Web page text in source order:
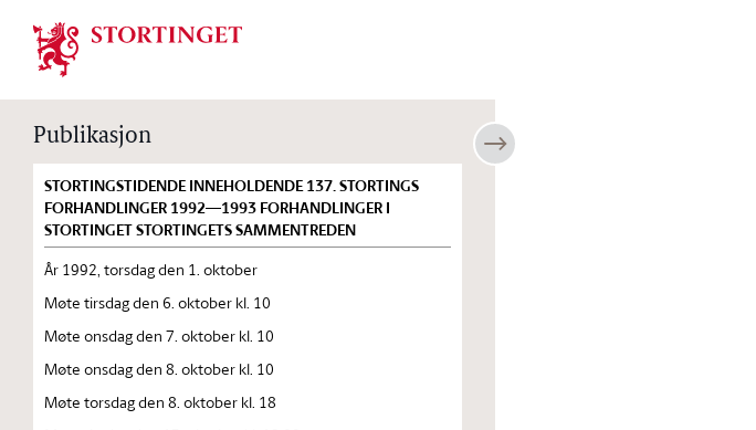
Stortinget.no
Publikasjon
STORTINGSTIDENDE INNEHOLDENDE 137. STORTINGS
FORHANDLINGER 1992—1993 FORHANDLINGER I
STORTINGET STORTINGETS SAMMENTREDEN
År 1992, torsdag den 1. oktober
Møte tirsdag den 6. oktober kl. 10
Møte onsdag den 7. oktober kl. 10
Møte onsdag den 8. oktober kl. 10
Møte torsdag den 8. oktober kl. 18